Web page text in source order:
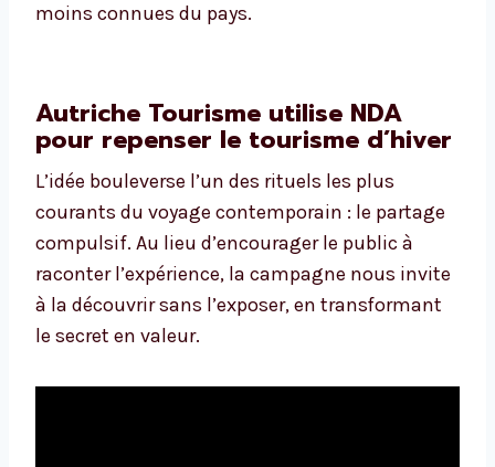
moins connues du pays.
Autriche Tourisme utilise NDA
pour repenser le tourisme d’hiver
L’idée bouleverse l’un des rituels les plus
courants du voyage contemporain : le partage
compulsif. Au lieu d’encourager le public à
raconter l’expérience, la campagne nous invite
à la découvrir sans l’exposer, en transformant
le secret en valeur.